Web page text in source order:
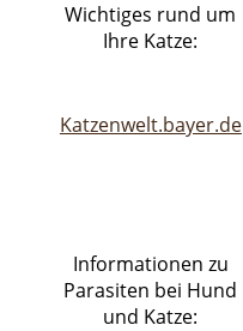
Wichtiges rund um
Ihre Katze:
Katzenwelt.bayer.de
Informationen zu
Parasiten bei Hund
und Katze: